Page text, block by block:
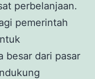
perbelanjaan.
pemerintah
besar dari pasar